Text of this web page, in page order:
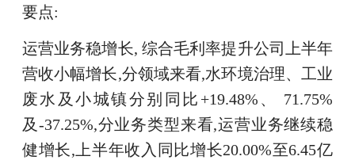
要点:
运营业务稳增长, 综合毛利率提升公司上半年
营收小幅增长,分领域来看,水环境治理、工业
废水及小城镇分别同比+19.48%、 71.75%
及-37.25%,分业务类型来看,运营业务继续稳
健增长,上半年收入同比增长20.00%至6.45亿